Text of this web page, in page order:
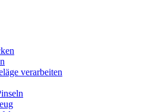
verarbeiten